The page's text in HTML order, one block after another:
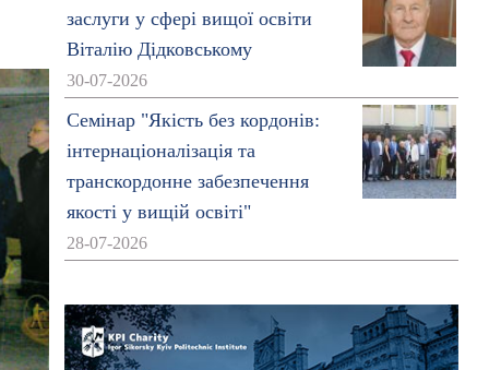
заслуги у сфері вищої освіти
Віталію Дідковському
30-07-2026
Семінар "Якість без кордонів:
інтернаціоналізація та
транскордонне забезпечення
якості у вищій освіті"
28-07-2026